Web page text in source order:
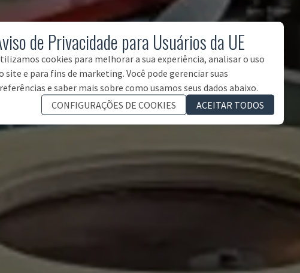
de Privacidade para Usuários da UE
cookies para melhorar a sua experiência, analisar o uso
site e para fins de marketing. Você pode gerenciar suas
e saber mais sobre como usamos seus dados abaixo.
CONFIGURAÇÕES DE COOKIES
ACEITAR TODOS